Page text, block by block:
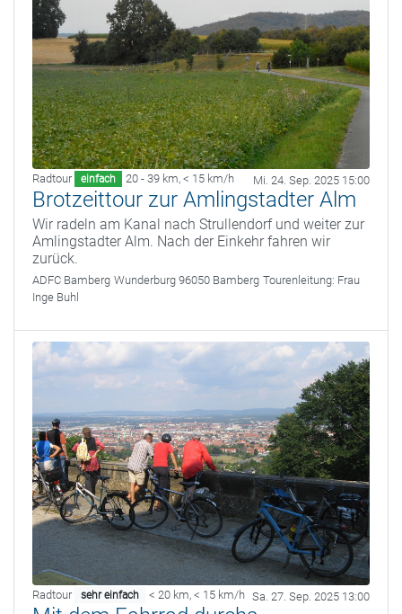
Radtour einfach 20 - 39 km, < 15 km/h Mi. 24. Sep. 2025 15:00
Brotzeittour zur Amlingstadter Alm
Wir radeln am Kanal nach Strullendorf und weiter zur
Amlingstadter Alm. Nach der Einkehr fahren wir
zurück.
ADFC Bamberg Wunderburg 96050 Bamberg Tourenleitung: Frau
Inge Buhl
Radtour sehr einfach < 20 km, < 15 km/h Sa. 27. Sep. 2025 13:00